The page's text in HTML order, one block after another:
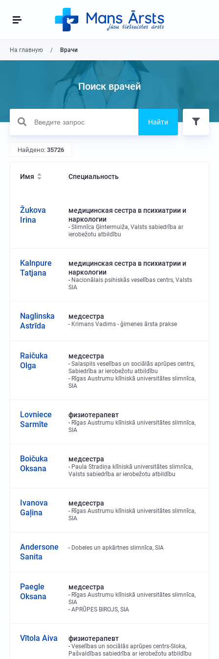
На главную Врачи
Поиск врачей
Найти
Найдено: 35726
Имя Специальность
Žukova
Irina
медицинская сестра в психиатрии и
наркологии
Slimnīca Ģintermuiža, Valsts sabiedrība ar
ierobežotu atbildību
Kalnpure
Tatjana
медицинская сестра в психиатрии и
наркологии
Nacionālais psihiskās veselības centrs, Valsts
SIA
Naglinska
Astrīda
медсестра
Krimans Vadims - ģimenes ārsta prakse
Raičuka
Olga
медсестра
Salaspils veselības un sociālās aprūpes centrs,
Sabiedrība ar ierobežotu atbildību
Rīgas Austrumu klīniskā universitātes slimnīca,
SIA
Lovniece
Sarmīte
физиотерапевт
Rīgas Austrumu klīniskā universitātes slimnīca,
SIA
Boičuka
Oksana
медсестра
Paula Stradiņa klīniskā universitātes slimnīca,
Valsts sabiedrība ar ierobežotu atbildību
Ivanova
Gaļina
медсестра
Rīgas Austrumu klīniskā universitātes slimnīca,
SIA
Andersone
Sanita
Dobeles un apkārtnes slimnīca, SIA
Paegle
Oksana
медсестра
Rīgas Austrumu klīniskā universitātes slimnīca,
SIA
APRŪPES BIROJS, SIA
Vītola Aiva физиотерапевт
Veselības un sociālās aprūpes centrs-Sloka,
Pašvaldības sabiedrība ar ierobežotu atbildību